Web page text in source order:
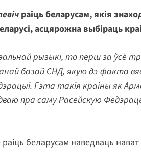
раіць беларусам, якія
асцярожна выбіраць
рызыкі, то перш за ўсё
базай СНД, якую дэ-факта
Гэта такія краіны як
пра саму Расейскую
раіць беларусам наведваць